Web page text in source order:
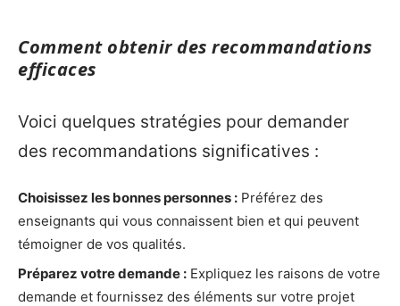
Comment obtenir des recommandations
efficaces
Voici quelques stratégies pour demander
des recommandations significatives :
Choisissez les bonnes personnes : Préférez des
enseignants qui vous connaissent bien et qui peuvent
témoigner de vos qualités.
Préparez votre demande : Expliquez les raisons de votre
demande et fournissez des éléments sur votre projet